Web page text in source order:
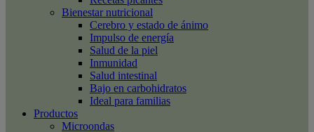
Bienestar nutricional
Cerebro y estado de ánimo
Impulso de energía
Salud de la piel
Inmunidad
Salud intestinal
Bajo en carbohidratos
Ideal para familias
Productos
Microondas